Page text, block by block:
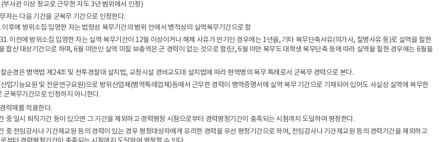
부사관 이상 장교로 근무한 자도 3년 범위에서 인정)
자는 다음 기간을 군복무 기간으로 인정한다.
이후에 방위소집 입영한 자는 법령상 복무기간의 범위 안에서 병적상의 실역복무기간으로 함
이전에 방위소집 입영한 자는 실역 복무기간이 12월 이상이거나 해제 사유가 만기인 경우에는 1년을, 기타 복무단축사유(의가사, 질병사유 등)로 실역을 필한
합산 대상기간으로 하며, 6월 미만인 실역 미필 보충역은 군 경력이 없는 것으로 함(단, 6월 미만 복무도 대학생 복무단축 등에 따라 실역을 필한 경우에는 6월을
순경은 병역법 제24조 및 전투경찰대 설치법, 교정시설 경비교도대 설치법에 따라 현역병의 복무 특례로서 군복무 경력으로 본다.
업기능요원 및 전문연구요원)으로 방위산업체(병역특례업체)등에서 근무한 경력이 병역증명서에 실역 복무 기간으로 기재되어 있어도 사실상 실역에 복무한
군복무기간으로 인정하지 아니한다.
력제를 적용한다.
중 일시 퇴직기간 등이 있으면 그 기간을 제외하고 경력평정 시점으로부터 경력평정기간이 충족되는 시점까지 도달하여 평정한다.
중 전임강사나 기간제교원 등의 경력이 있는 경우 평정대상자에게 유리한 경력을 우선 평정기간으로 하여, 전임강사나 기간제교원 등의 경력기간을 제외하고